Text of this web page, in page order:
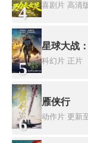
4 喜剧片 高清
5
星球大战
科幻片 正片
6
雁侠行
动作片 更新